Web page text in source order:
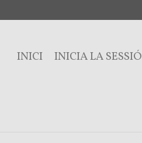
INICI INICIA LA SESSIÓ